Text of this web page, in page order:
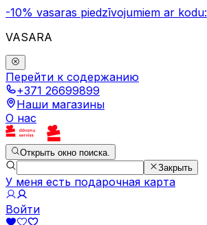
-10% vasaras piedzīvojumiem ar kodu:
VASARA
Перейти к содержанию
+371 26699899
Наши магазины
О нас
Открыть окно поиска.
Закрыть
У меня есть подарочная карта
Войти